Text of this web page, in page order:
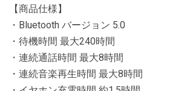
【商品仕様】
・Bluetooth バージョン 5.0
・待機時間 最大240時間
・連続通話時間 最大8時間
・連続音楽再生時間 最大8時間